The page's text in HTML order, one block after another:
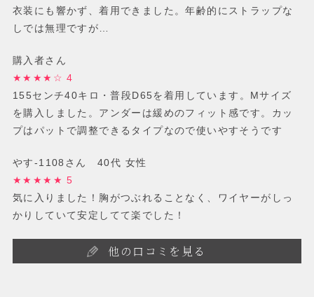
衣装にも響かず、着用できました。年齢的にストラップな
しでは無理ですが…
購入者さん
★★★★☆ 4
155センチ40キロ・普段D65を着用しています。Mサイズ
を購入しました。アンダーは緩めのフィット感です。カッ
プはパットで調整できるタイプなので使いやすそうです
やす-1108さん 40代 女性
★★★★★ 5
気に入りました！胸がつぶれることなく、ワイヤーがしっ
かりしていて安定してて楽でした！
他の口コミを見る